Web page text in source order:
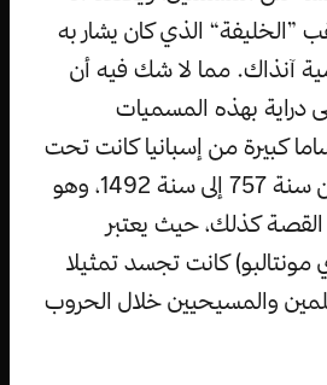
”الخليفة“ الذي كان يشار به
آنذاك. مما لا شك فيه أن
دراية بهذه المسميات
كبيرة من إسبانيا كانت تحت
سيطرة المسلمين من سنة 757 إلى سنة 1492، وهو
كذلك، حيث يعتبر
مونتالبو) كانت تجسد تمثيلا
والمسيحيين خلال الحروب